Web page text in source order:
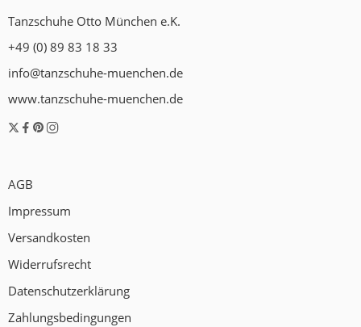
Tanzschuhe Otto München e.K.
+49 (0) 89 83 18 33
info@tanzschuhe-muenchen.de
www.tanzschuhe-muenchen.de
AGB
Impressum
Versandkosten
Widerrufsrecht
Datenschutzerklärung
Zahlungsbedingungen